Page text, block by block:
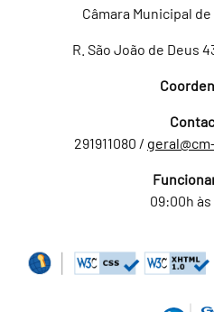
Câmara Municipal de
R. São João de Deus
291911080 /
09:00h às